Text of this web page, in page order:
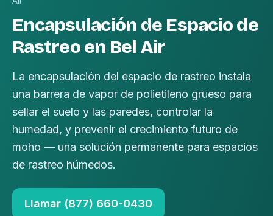
Encapsulación de Espacio de
Rastreo en Bel Air
La encapsulación del espacio de rastreo instala
una barrera de vapor de polietileno grueso para
sellar el suelo y las paredes, controlar la
humedad, y prevenir el crecimiento futuro de
moho — una solución permanente para espacios
de rastreo húmedos.
Llamar (877) 660-0430